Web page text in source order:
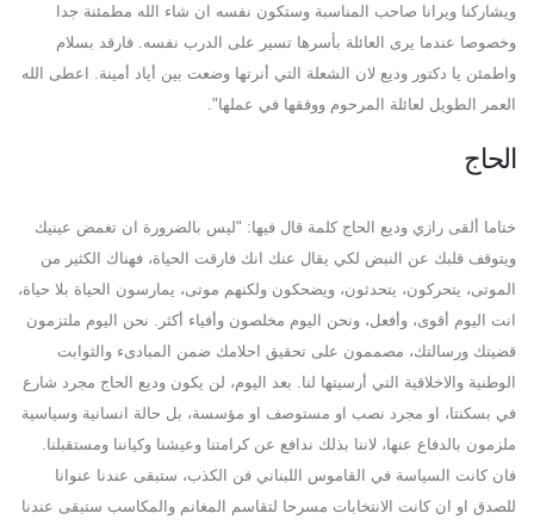
ويشاركنا ويرانا صاحب المناسبة وستكون نفسه ان شاء الله مطمئنة جدا
وخصوصا عندما يرى العائلة بأسرها تسير على الدرب نفسه. فارقد بسلام
واطمئن يا دكتور وديع لان الشعلة التي أنرتها وضعت بين أياد أمينة. اعطى الله
العمر الطويل لعائلة المرحوم ووفقها في عملها".
الحاج
ختاما ألقى رازي وديع الحاج كلمة قال فيها: "ليس بالضرورة ان تغمض عينيك
ويتوقف قلبك عن النبض لكي يقال عنك انك فارقت الحياة، فهناك الكثير من
الموتى، يتحركون، يتحدثون، ويضحكون ولكنهم موتى، يمارسون الحياة بلا حياة،
انت اليوم أقوى، وأفعل، ونحن اليوم مخلصون وأفياء أكثر. نحن اليوم ملتزمون
قضيتك ورسالتك، مصممون على تحقيق احلامك ضمن المبادىء والثوابت
الوطنية والاخلاقية التي أرسيتها لنا. بعد اليوم، لن يكون وديع الحاج مجرد شارع
في بسكنتا، او مجرد نصب او مستوصف او مؤسسة، بل حالة انسانية وسياسية
ملزمون بالدفاع عنها، لاننا بذلك ندافع عن كرامتنا وعيشنا وكياننا ومستقبلنا.
فان كانت السياسة في القاموس اللبناني فن الكذب، ستبقى عندنا عنوانا
للصدق او ان كانت الانتخابات مسرحا لتقاسم المغانم والمكاسب ستبقى عندنا